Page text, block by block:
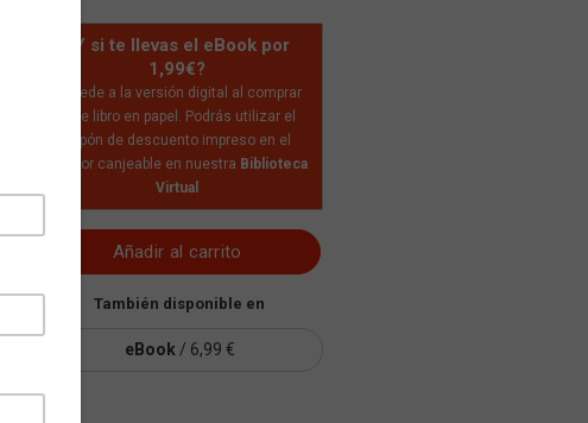
¿Y si te llevas el eBook por
1,99€?
Accede a la versión digital al comprar
este libro en papel. Podrás utilizar el
cupón de descuento impreso en el
interior canjeable en nuestra Biblioteca
Virtual
Añadir al carrito
También disponible en
eBook / 6,99 €